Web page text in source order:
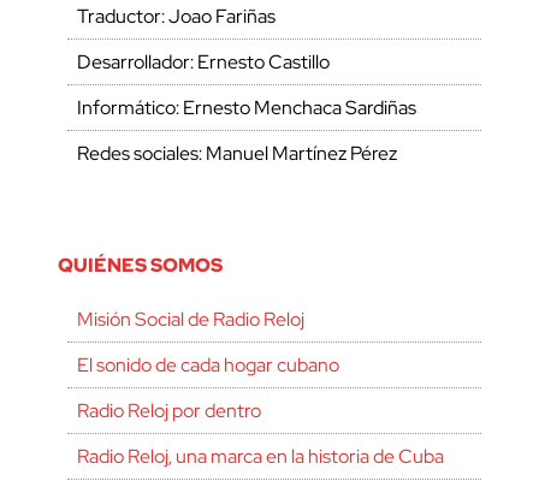
Traductor: Joao Fariñas
Desarrollador: Ernesto Castillo
Informático: Ernesto Menchaca Sardiñas
Redes sociales: Manuel Martínez Pérez
QUIÉNES SOMOS
Misión Social de Radio Reloj
El sonido de cada hogar cubano
Radio Reloj por dentro
Radio Reloj, una marca en la historia de Cuba